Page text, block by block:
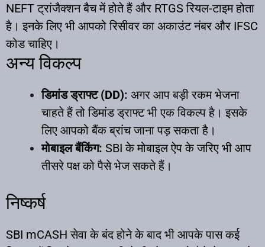
NEFT ट्रांजैक्शन बैच में होते हैं और RTGS रियल-टाइम होता
है। इनके लिए भी आपको रिसीवर का अकाउंट नंबर और IFSC
कोड चाहिए।​
अन्य विकल्प
डिमांड ड्राफ्ट (DD): अगर आप बड़ी रकम भेजना
चाहते हैं तो डिमांड ड्राफ्ट भी एक विकल्प है। इसके
लिए आपको बैंक ब्रांच जाना पड़ सकता है।​
मोबाइल बैंकिंग: SBI के मोबाइल ऐप के जरिए भी आप
तीसरे पक्ष को पैसे भेज सकते हैं।
निष्कर्ष
SBI mCASH सेवा के बंद होने के बाद भी आपके पास कई